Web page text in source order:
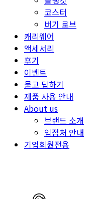
코스터
버기 로브
캐리웨어
액세서리
후기
이벤트
묻고 답하기
제품 사용 안내
About us
브랜드 소개
입점처 안내
기업회원전용